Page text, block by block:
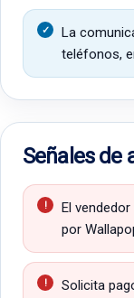
La
teléfonos,
Señales de
El
por
Solicita